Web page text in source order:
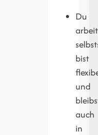
Du
bist
und
auch
in